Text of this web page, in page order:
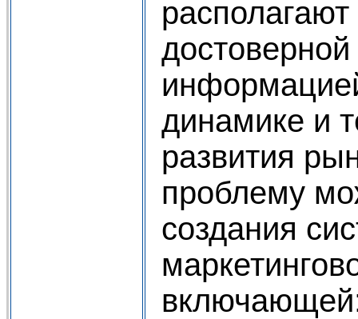
динамике и
развития
проблему
создания